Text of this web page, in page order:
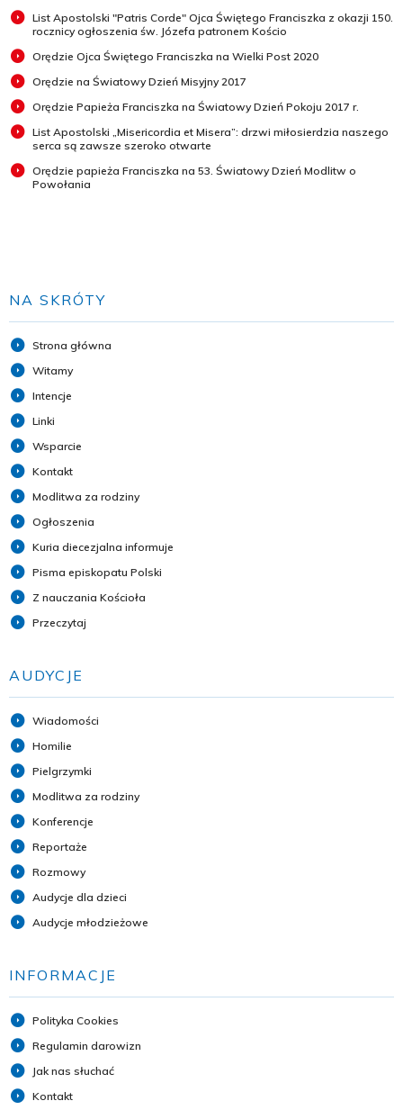
List Apostolski "Patris Corde" Ojca Świętego Franciszka z okazji 150.
rocznicy ogłoszenia św. Józefa patronem Kościo
Orędzie Ojca Świętego Franciszka na Wielki Post 2020
Orędzie na Światowy Dzień Misyjny 2017
Orędzie Papieża Franciszka na Światowy Dzień Pokoju 2017 r.
List Apostolski „Misericordia et Misera”: drzwi miłosierdzia naszego
serca są zawsze szeroko otwarte
Orędzie papieża Franciszka na 53. Światowy Dzień Modlitw o
Powołania
NA SKRÓTY
Strona główna
Witamy
Intencje
Linki
Wsparcie
Kontakt
Modlitwa za rodziny
Ogłoszenia
Kuria diecezjalna informuje
Pisma episkopatu Polski
Z nauczania Kościoła
Przeczytaj
AUDYCJE
Wiadomości
Homilie
Pielgrzymki
Modlitwa za rodziny
Konferencje
Reportaże
Rozmowy
Audycje dla dzieci
Audycje młodzieżowe
INFORMACJE
Polityka Cookies
Regulamin darowizn
Jak nas słuchać
Kontakt